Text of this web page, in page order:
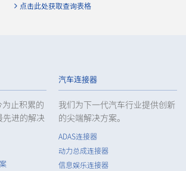
点击此处获取查询表格
止积累的
先进的解决
汽车连接器
我们为下一代汽车行业提供创新
的尖端解决方案。
ADAS连接器
动力总成连接器
信息娱乐连接器